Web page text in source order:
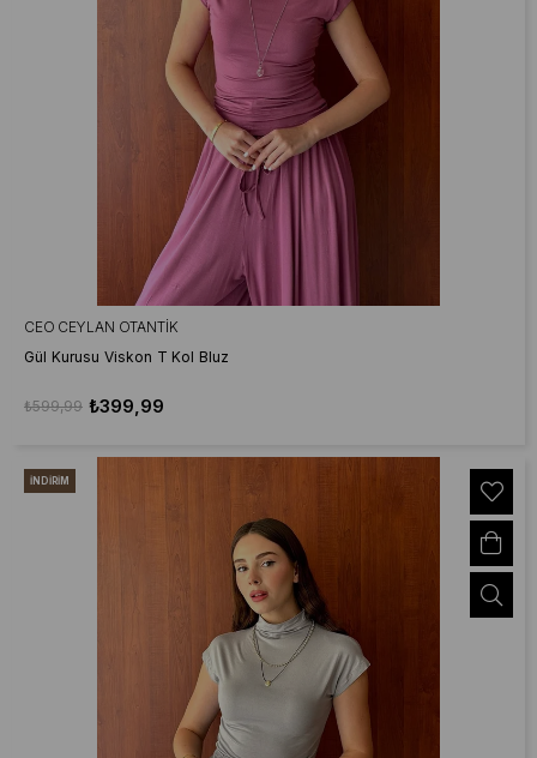
CEO CEYLAN OTANTIK
Gül Kurusu Viskon T Kol Bluz
₺399,99
₺599,99
İNDIRIM